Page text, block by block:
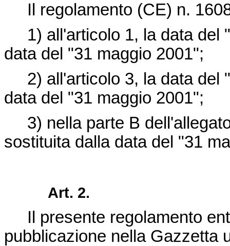
Il regolamento (CE) n.
1) all'articolo 1, la data del
data del "31 maggio 2001";
2) all'articolo 3, la data del
data del "31 maggio 2001";
3) nella parte B
sostituita dalla data del "31
Art. 2.
Il presente regolamento
pubblicazione nella Gazzetta